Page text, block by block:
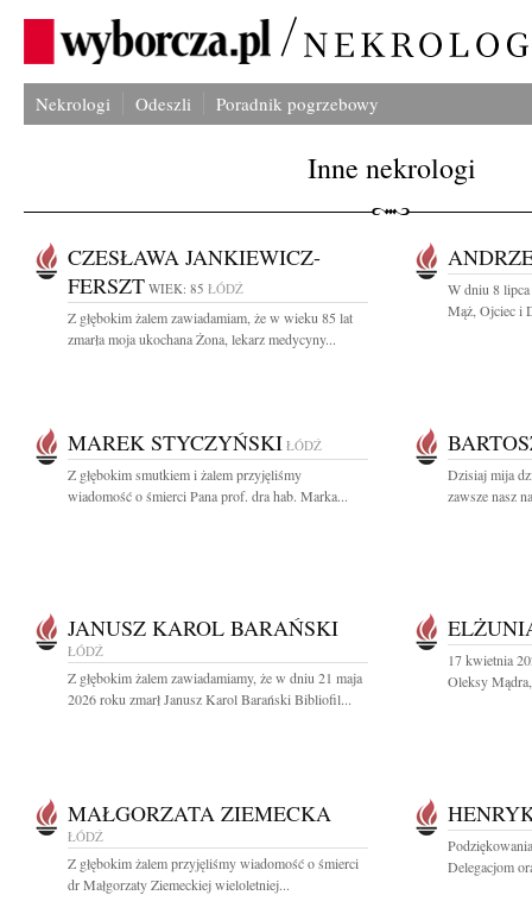
Nekrologi Odeszli Poradnik pogrzebowy
Inne nekrologi
CZESŁAWA JANKIEWICZ-
FERSZT WIEK: 85 ŁÓDŹ
Z głębokim żalem zawiadamiam, że w wieku 85 lat
zmarła moja ukochana Żona, lekarz medycyny...
W dniu 8 lipca
Mąż, Ojciec i
MAREK STYCZYŃSKI ŁÓDŹ
Z głębokim smutkiem i żalem przyjęliśmy
wiadomość o śmierci Pana prof. dra hab. Marka...
Dzisiaj mija
zawsze nasz
JANUSZ KAROL BARAŃSKI
ŁÓDŹ
Z głębokim żalem zawiadamiamy, że w dniu 21 maja
2026 roku zmarł Janusz Karol Barański Bibliofil...
17 kwietnia
Oleksy
MAŁGORZATA ZIEMECKA
ŁÓDŹ
Z głębokim żalem przyjęliśmy wiadomość o śmierci
dr Małgorzaty Ziemeckiej wieloletniej...
Delegacjom